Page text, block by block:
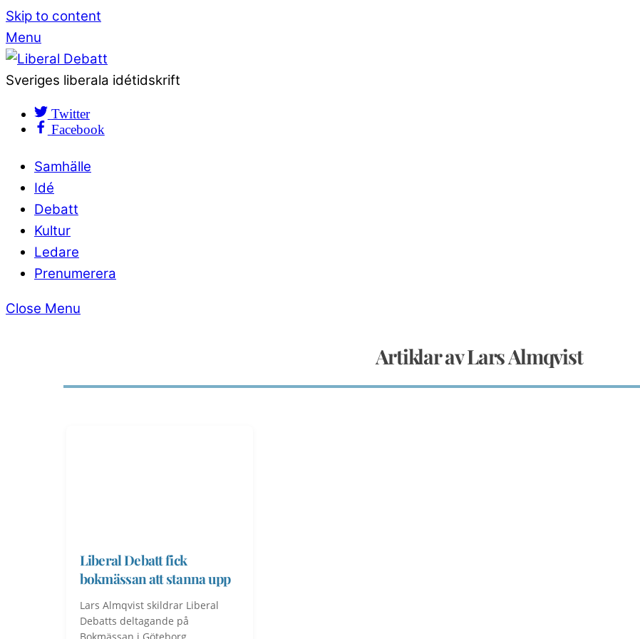
Skip to content
Menu
Sveriges liberala idétidskrift
Twitter
Facebook
Samhälle
Idé
Debatt
Kultur
Ledare
Prenumerera
Close Menu
Artiklar av Lars Almqvist
Liberal Debatt fick
bokmässan att stanna upp
Lars Almqvist skildrar Liberal
Debatts deltagande på